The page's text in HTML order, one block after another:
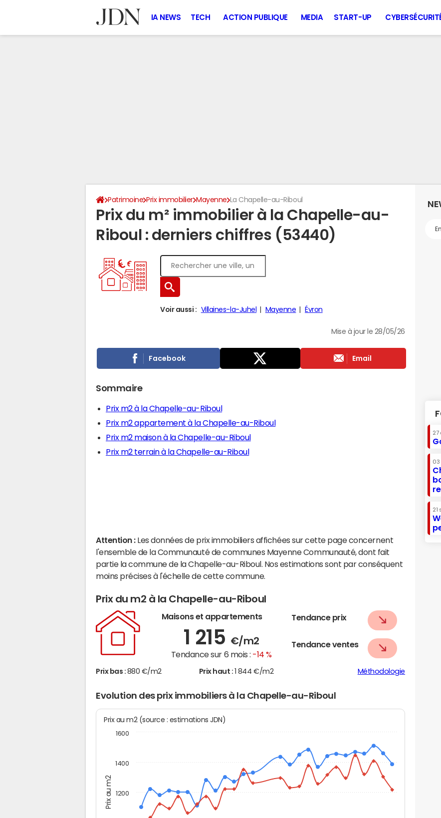
IA NEWS TECH ACTION PUBLIQUE MEDIA START-UP
Patrimoine Prix immobilier Mayenne La Chapelle-au-Riboul
Prix du m² immobilier à la Chapelle-au-
Riboul : derniers chiffres (53440)
Voir aussi : Villaines-la-Juhel Mayenne Évron
Mise à jour le 28/05/26
Facebook Email
Sommaire
Prix m2 à la Chapelle-au-Riboul
Prix m2 appartement à la Chapelle-au-Riboul
Prix m2 maison à la Chapelle-au-Riboul
Prix m2 terrain à la Chapelle-au-Riboul
Attention : Les données de prix immobiliers affichées sur cette page concernent
l'ensemble de la Communauté de communes Mayenne Communauté, dont fait
partie la commune de la Chapelle-au-Riboul. Nos estimations sont par conséquent
moins précises à l'échelle de cette commune.
Prix du m2 à la Chapelle-au-Riboul
Maisons et appartements
1 215 €/m2
Tendance sur 6 mois : -14 %
Tendance prix
Tendance ventes
Prix bas : 880 €/m2 Prix haut : 1 844 €/m2 Méthodologie
Evolution des prix immobiliers à la Chapelle-au-Riboul
Prix au m2
Prix au m2 (source : estimations JDN)
1200
1400
1600
27
03
21